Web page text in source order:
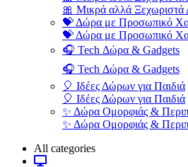
🎀 Μικρά αλλά
💝 Δώρα με Προσωπικό
💝 Δώρα με Προσωπικό
🎧 Tech Δώρα & Gadgets
🎧 Tech Δώρα & Gadgets
🎈 Ιδέες Δώρων για Παιδιά
🎈 Ιδέες Δώρων για Παιδιά
✨ Δώρα Ομορφιάς &
✨ Δώρα Ομορφιάς &
All categories